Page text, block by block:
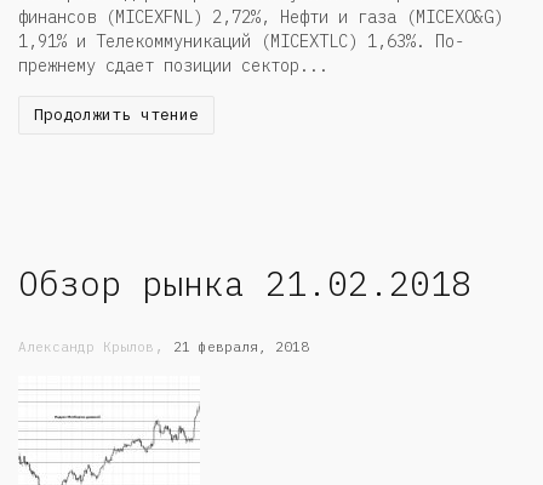
финансов (MICEXFNL) 2,72%, Нефти и газа (MICEXO&G)
1,91% и Телекоммуникаций (MICEXTLC) 1,63%. По-
прежнему сдает позиции сектор...
Продолжить чтение
Обзор рынка 21.02.2018
Александр Крылов , 21 февраля, 2018